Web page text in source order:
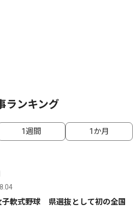
ランキング
1週間 1か月
子軟式野球 県選抜として初の全国